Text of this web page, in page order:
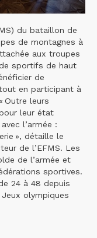
du bataillon de
de montagnes à
aux troupes
sportifs de haut
de
en participant à
Outre leurs
leur état
l’armée :
», détaille le
de l’EFMS. Les
de l’armée et
sportives.
24 à 48 depuis
olympiques